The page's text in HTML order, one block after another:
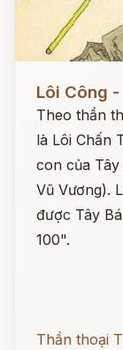
Lôi Công
Theo thần
là Lôi Chấn
con của
Vũ Vương).
được Tây
100".
Thần thoại